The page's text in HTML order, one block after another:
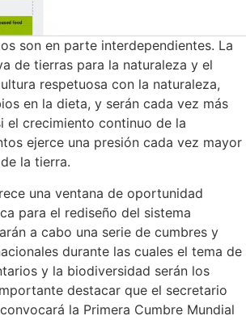
son en parte interdependientes. La
de tierras para la naturaleza y el
respetuosa con la naturaleza,
en la dieta, y serán cada vez más
el crecimiento continuo de la
ejerce una presión cada vez mayor
la tierra.
una ventana de oportunidad
para el rediseño del sistema
a cabo una serie de cumbres y
durante las cuales el tema de
y la biodiversidad serán los
destacar que el secretario
la Primera Cumbre Mundial